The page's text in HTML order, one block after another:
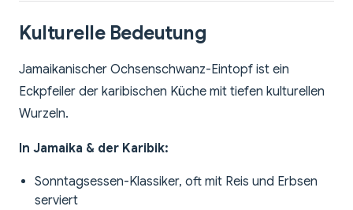
Kulturelle Bedeutung
Jamaikanischer Ochsenschwanz-Eintopf ist ein
Eckpfeiler der karibischen Küche mit tiefen kulturellen
Wurzeln.
In Jamaika & der Karibik:
Sonntagsessen-Klassiker, oft mit Reis und Erbsen
serviert